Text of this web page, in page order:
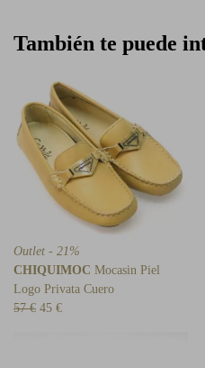
También te puede
Outlet - 21%
CHIQUIMOC Mocasin Piel
Logo Privata Cuero
57 € 45 €